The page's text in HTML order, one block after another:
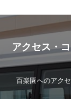
アクセス・
百楽園へのアク